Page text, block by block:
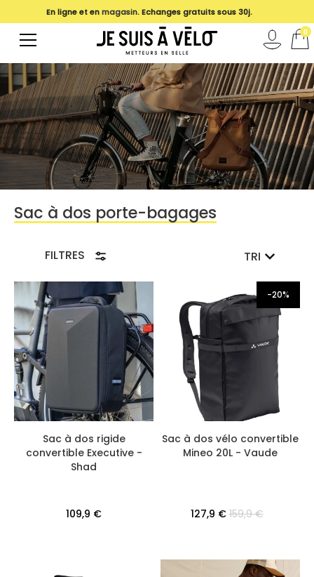
Sac à dos porte-bagages
FILTRES TRI
Sac à dos rigide
convertible Executive -
Shad
109,9 €
-20%
Sac à dos vélo convertible
Mineo 20L - Vaude
127,9 € 159,9 €
En ligne et enmagasin. Echanges gratuits sous 30j.
0